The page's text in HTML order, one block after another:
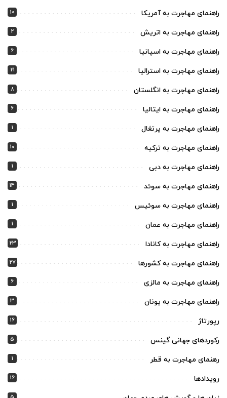
راهنمای مهاجرت به آمریکا 10
راهنمای مهاجرت به اتریش 2
راهنمای مهاجرت به اسپانیا 6
راهنمای مهاجرت به استرالیا 21
راهنمای مهاجرت به انگلستان 8
راهنمای مهاجرت به ایتالیا 6
راهنمای مهاجرت به پرتغال 1
راهنمای مهاجرت به ترکیه 10
راهنمای مهاجرت به دبی 1
راهنمای مهاجرت به سوئد 14
راهنمای مهاجرت به سوئیس 1
راهنمای مهاجرت به عمان 1
راهنمای مهاجرت به کانادا 23
راهنمای مهاجرت به کشورها 27
راهنمای مهاجرت به مالزی 6
راهنمای مهاجرت به یونان 3
رپورتاژ 16
رکوردهای جهانی گینس 5
رهنمای مهاجرت به قطر 1
رویدادها 16